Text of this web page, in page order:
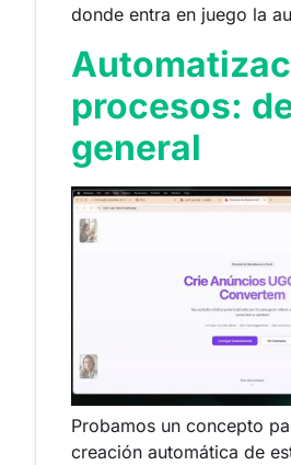
donde entra en juego la
procesos:
general
Probamos un concepto
creación automática de